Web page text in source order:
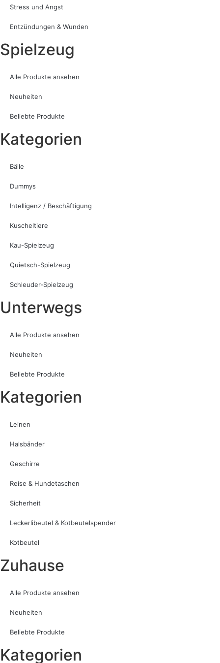
Stress und Angst
Entzündungen & Wunden
Spielzeug
Alle Produkte ansehen
Neuheiten
Beliebte Produkte
Kategorien
Bälle
Dummys
Intelligenz / Beschäftigung
Kuscheltiere
Kau-Spielzeug
Quietsch-Spielzeug
Schleuder-Spielzeug
Unterwegs
Alle Produkte ansehen
Neuheiten
Beliebte Produkte
Kategorien
Leinen
Halsbänder
Geschirre
Reise & Hundetaschen
Sicherheit
Leckerlibeutel & Kotbeutelspender
Kotbeutel
Zuhause
Alle Produkte ansehen
Neuheiten
Beliebte Produkte
Kategorien